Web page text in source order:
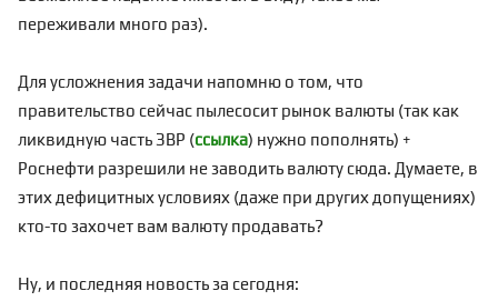
переживали много раз).
Для усложнения задачи напомню о том, что
правительство сейчас пылесосит рынок валюты (так как
ликвидную часть ЗВР (ссылка) нужно пополнять) +
Роснефти разрешили не заводить валюту сюда. Думаете, в
этих дефицитных условиях (даже при других допущениях)
кто-то захочет вам валюту продавать?
Ну, и последняя новость за сегодня: